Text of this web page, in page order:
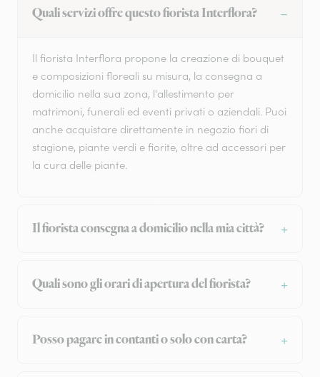
Quali servizi offre questo fiorista Interflora?
Il fiorista Interflora propone la creazione di bouquet
e composizioni floreali su misura, la consegna a
domicilio nella sua zona, l'allestimento per
matrimoni, funerali ed eventi privati o aziendali. Puoi
anche acquistare direttamente in negozio fiori di
stagione, piante verdi e fiorite, oltre ad accessori per
la cura delle piante.
Il fiorista consegna a domicilio nella mia città?
Quali sono gli orari di apertura del fiorista?
Posso pagare in contanti o solo con carta?